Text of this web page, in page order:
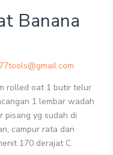
Banana
rolled oat 1 butir telur
1 lembar wadah
pisang yg sudah di
campur rata dan
170 derajat C